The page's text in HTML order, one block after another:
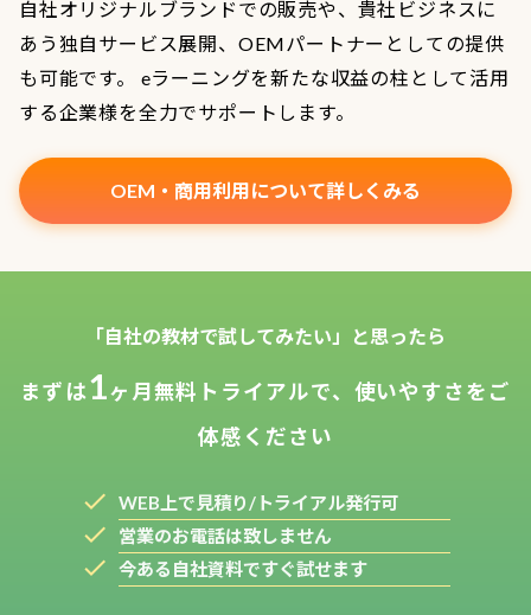
自社オリジナルブランドでの販売や、貴社ビジネスに
あう独自サービス展開、OEMパートナーとしての提供
も可能です。 eラーニングを新たな収益の柱として活用
する企業様を全力でサポートします。
OEM・商用利用について詳しくみる
「自社の教材で試してみたい」と思ったら
まずは1ヶ月無料トライアルで、使いやすさをご
体感ください
check WEB上で見積り/トライアル発行可
check 営業のお電話は致しません
check 今ある自社資料ですぐ試せます